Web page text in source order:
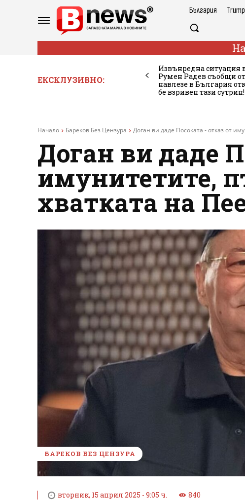
България
ЕКСКЛУЗИВНО:
Извънредна ситуация
Румен Радев съобщи
навлезе в България
бе взривен тази сутрин!
Начало Бареков Без Цензура Доган ви даде Посоката - отказ от
Доган ви даде
имунитетите,
хватката на
БАРЕКОВ БЕЗ ЦЕНЗУРА
вторник, 15 април 2025 - 9:05 ч. 840